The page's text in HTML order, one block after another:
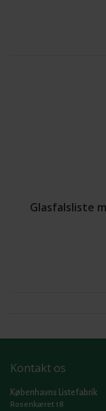
Glasfalsliste
Kontakt os
Københavns Listefabrik
Rosenkæret 18